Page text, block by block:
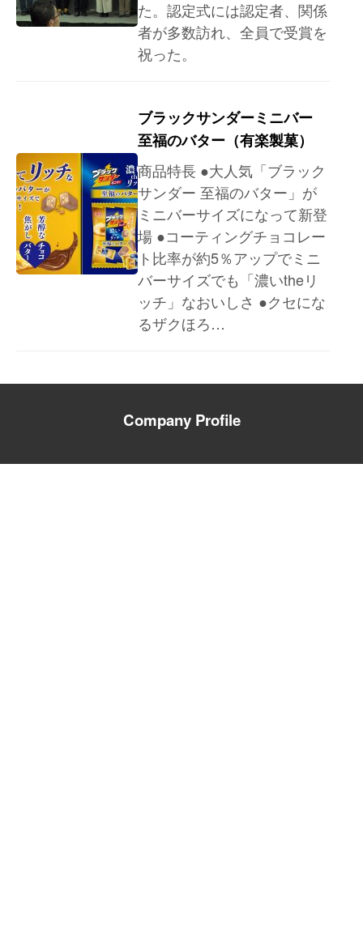
た。認定式には認定者、関係
者が多数訪れ、全員で受賞を
祝った。
ブラックサンダーミニバー
至福のバター（有楽製菓）
商品特長 ●大人気「ブラック
サンダー 至福のバター」が
ミニバーサイズになって新登
場 ●コーティングチョコレー
ト比率が約5％アップでミニ
バーサイズでも「濃いtheリ
ッチ」なおいしさ ●クセにな
るザクほろ…
Company Profile